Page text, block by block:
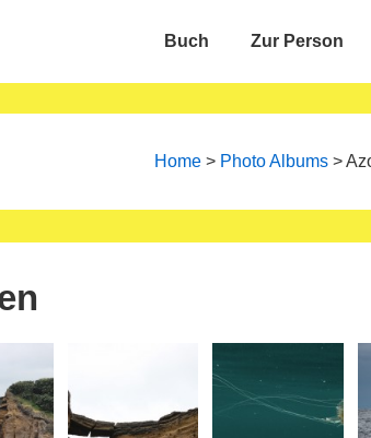
Main
Buch Zur Person
Home > Photo Albums >